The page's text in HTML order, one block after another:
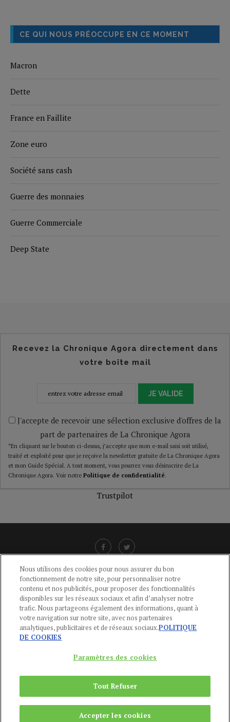
CE QUI NOUS PRÉOCCUPE EN CE MOMENT
Macron
Dette
France en Faillite
Zone euro
Société sans cash
Guerre des monnaies
Guerre Commerciale
Deep State
Recevez la Chronique Agora directement dans
votre boîte mail
JE VALIDE
J'accepte de recevoir une sélection exclusive d'offres de la
part de partenaires de La Chronique Agora
*En cliquant sur le bouton ci-dessus, j’accepte que mon e-mail saisi soit utilisé,
traité et exploité pour que je reçoive la newsletter gratuite de La Chronique Agora
et mon Guide Spécial. A tout moment, vous pourrez vous désinscrire de La
Chronique Agora. Voir notre Politique de confidentialité.
Trustpilot
CGU-POLITIQUE DE CONFIDENTIALITÉ -POLITIQUE DES COOKIES
MENTIONS LÉGALES -AIDE
CONTACT
01 44 59 91 11
Du Lundi au Vendredi, 9h-13h et 14h-17h
Copyright © 2024Publications Agora
Nous utilisons des cookies pour nous assurer du bon
fonctionnement de notre site, pour personnaliser notre
contenu et nos publicités, pour proposer des fonctionnalités
disponibles sur les réseaux sociaux et afin d’analyser notre
trafic. Nous partageons également des informations, quant à
votre navigation sur notre site, avec nos partenaires
analytiques, publicitaires et de réseaux sociaux.POLITIQUE
DE COOKIES
Paramètres des cookies
Tout Refuser
Accepter les cookies